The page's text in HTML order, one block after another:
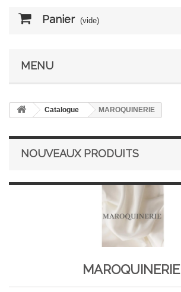
Panier (vide)
MENU
Catalogue MAROQUINERIE
NOUVEAUX PRODUITS
MAROQUINERIE